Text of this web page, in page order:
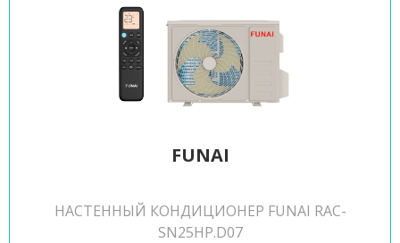
FUNAI
НАСТЕННЫЙ КОНДИЦИОНЕР FUNAI RAC-
SN25HP.D07